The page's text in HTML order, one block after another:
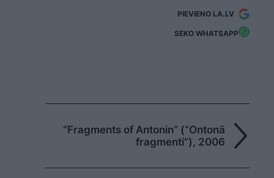
PIEVIENO LA.LV
SEKO WHATSAPP
“Fragments of Antonin” (“Ontonā
fragmenti”), 2006